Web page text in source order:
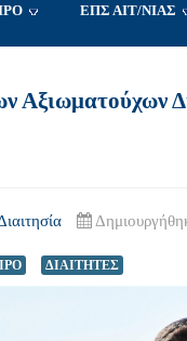
ΕΠΣ ΑΙΤ/ΝΙΑΣ
Αξιωματούχων
ΔΙΑΙΤΗΤΕΣ